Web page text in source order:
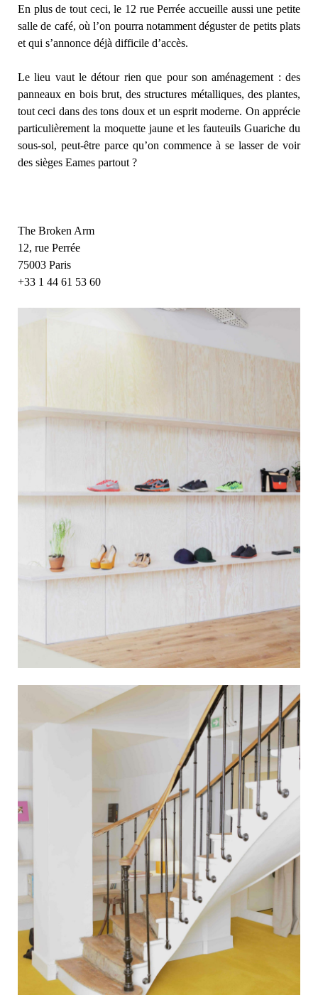
En plus de tout ceci, le 12 rue Perrée accueille aussi une petite
salle de café, où l’on pourra notamment déguster de petits plats
et qui s’annonce déjà difficile d’accès.
Le lieu vaut le détour rien que pour son aménagement : des
panneaux en bois brut, des structures métalliques, des plantes,
tout ceci dans des tons doux et un esprit moderne. On apprécie
particulièrement la moquette jaune et les fauteuils Guariche du
sous-sol, peut-être parce qu’on commence à se lasser de voir
des sièges Eames partout ?
The Broken Arm
12, rue Perrée
75003 Paris
+33 1 44 61 53 60